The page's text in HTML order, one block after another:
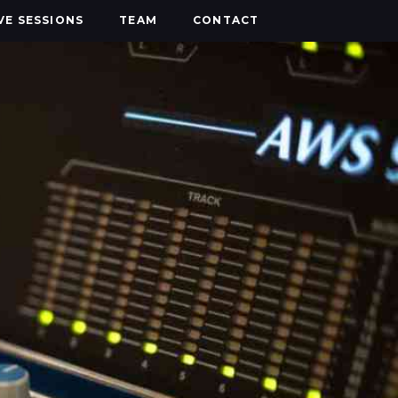
SESSIONS TEAM CONTACT